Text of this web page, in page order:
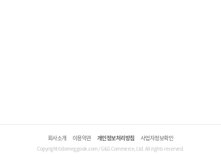
회사소개 이용약관 개인정보처리방침 사업자정보확인
Copyright©domeggook.com / G&G Commerce, Ltd. All rights reserved.